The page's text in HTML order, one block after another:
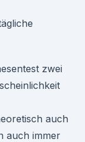
zwei
auch
auch immer